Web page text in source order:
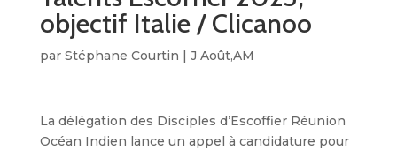
objectif Italie / Clicanoo
par Stéphane Courtin | J Août,AM
La délégation des Disciples d’Escoffier Réunion
Océan Indien lance un appel à candidature pour